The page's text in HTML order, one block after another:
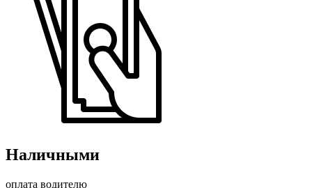
Наличными
оплата водителю